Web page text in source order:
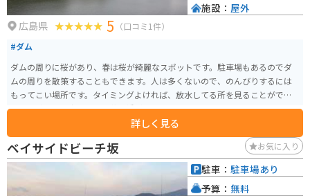
広島県 5 （口コミ1件）
#ダム
ダムの周りに桜があり、春は桜が綺麗なスポットです。駐車場もあるのでダ
ムの周りを散策することもできます。人は多くないので、のんびりするには
もってこい場所です。タイミングよければ、放水してる所を見ることができ
ます。ギネス認定されてる夢吊橋があります。
詳しく見る
施設： 屋外
ベイサイドビーチ坂 お気に入り
駐車： 駐車場あり
予算： 無料